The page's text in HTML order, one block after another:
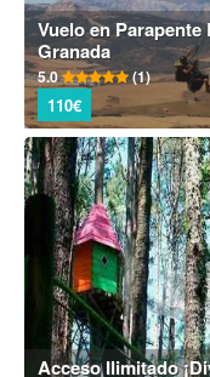
Vuelo en
Granada
5.0 (1)
110€
Acceso Ilimitado